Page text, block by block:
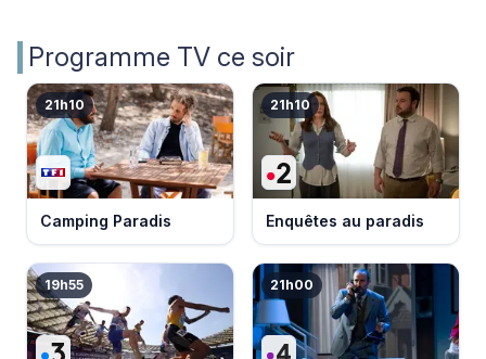
Programme TV ce soir
21h10
Camping Paradis
21h10
Enquêtes au paradis
19h55 21h00